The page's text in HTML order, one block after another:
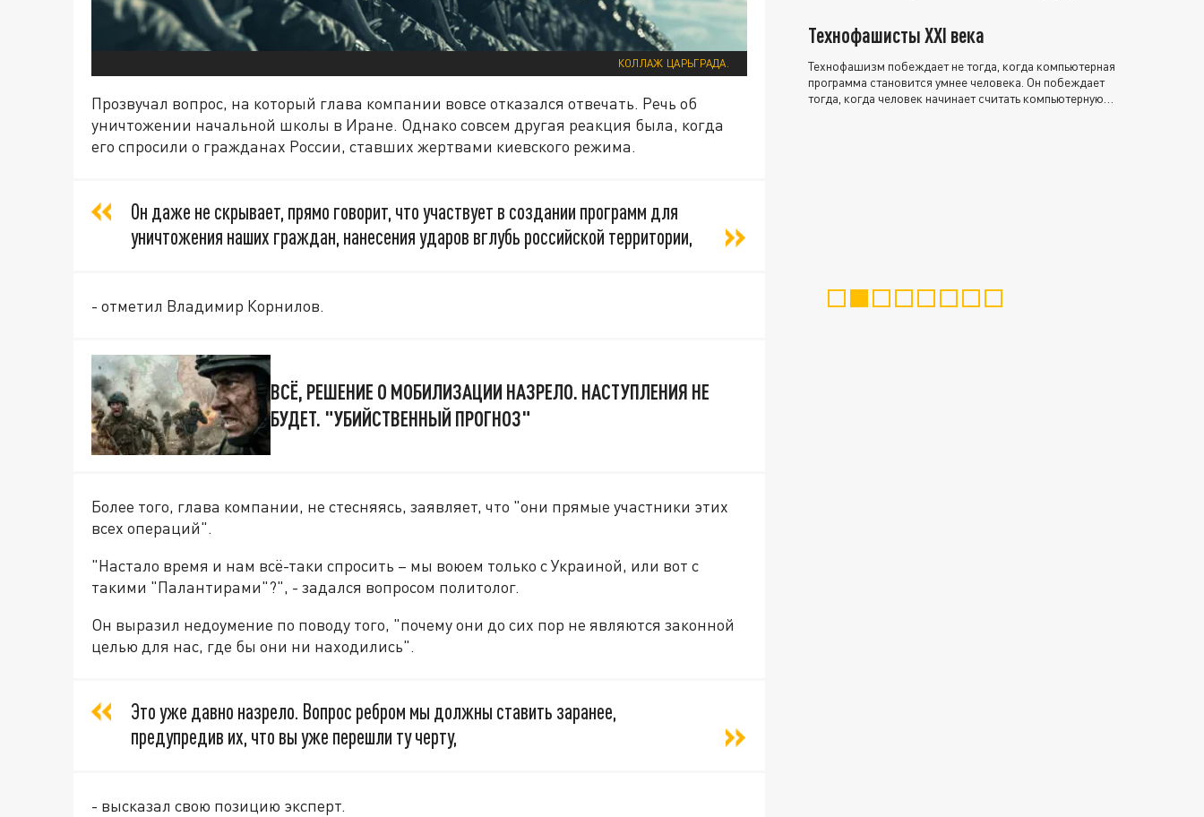
КОЛЛАЖ ЦАРЬГРАДА.
Прозвучал вопрос, на который глава компании вовсе отказался отвечать. Речь об
уничтожении начальной школы в Иране. Однако совсем другая реакция была, когда
его спросили о гражданах России, ставших жертвами киевского режима.
Он даже не скрывает, прямо говорит, что участвует в создании программ для
уничтожения наших граждан, нанесения ударов вглубь российской территории,
- отметил Владимир Корнилов.
ВСЁ, РЕШЕНИЕ О МОБИЛИЗАЦИИ НАЗРЕЛО. НАСТУПЛЕНИЯ НЕ
БУДЕТ. "УБИЙСТВЕННЫЙ ПРОГНОЗ"
Более того, глава компании, не стесняясь, заявляет, что "они прямые участники этих
всех операций".
"Настало время и нам всё-таки спросить – мы воюем только с Украиной, или вот с
такими "Палантирами"?", - задался вопросом политолог.
Он выразил недоумение по поводу того, "почему они до сих пор не являются законной
целью для нас, где бы они ни находились".
Это уже давно назрело. Вопрос ребром мы должны ставить заранее,
предупредив их, что вы уже перешли ту черту,
- высказал свою позицию эксперт.
Технофашисты XXI века
Технофашизм побеждает не тогда, когда компьютерная
программа становится умнее человека. Он побеждает
тогда, когда человек начинает считать компьютерную